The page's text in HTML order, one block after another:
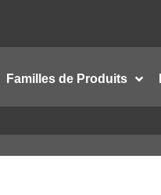
Familles de Produits